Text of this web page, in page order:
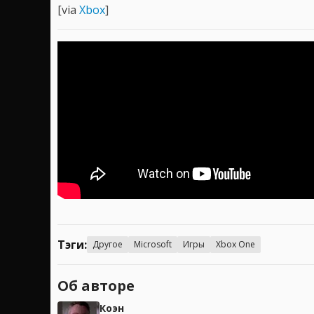
[via Xbox]
Тэги: Другое Microsoft Игры Xbox One
Об авторе
Коэн